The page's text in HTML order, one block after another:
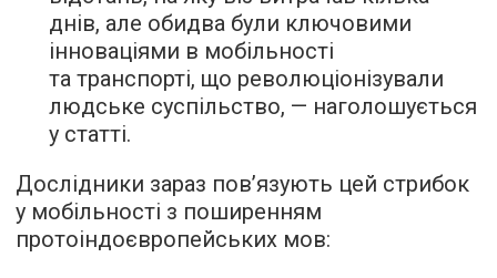
днів, але обидва були ключовими
інноваціями в мобільності
та транспорті, що революціонізували
людське суспільство, — наголошується
у статті.
Дослідники зараз пов’язують цей стрибок
у мобільності з поширенням
протоіндоєвропейських мов: